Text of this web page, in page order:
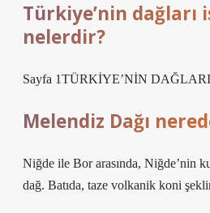
Türkiye’nin dağları
nelerdir?
Sayfa 1TÜRKİYE’NİN
Melendiz Dağı
Niğde ile Bor arasında, Niğde’nin
dağ. Batıda, taze volkanik koni